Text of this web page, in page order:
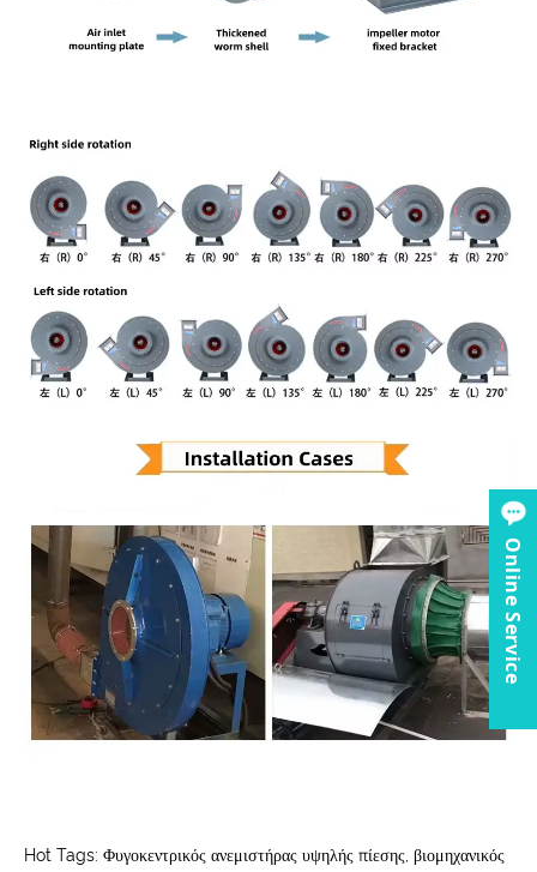
Hot Tags: Φυγοκεντρικός ανεμιστήρας υψηλής πίεσης, βιομηχανικός
Online Service